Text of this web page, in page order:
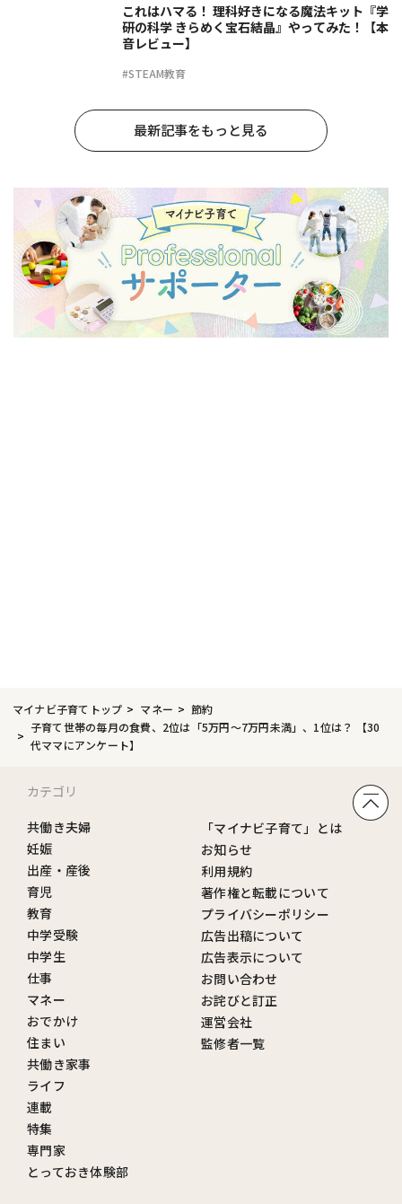
#STEAM教育
これはハマる！ 理科好きになる魔法キット『学
研の科学 きらめく宝石結晶』やってみた！【本
音レビュー】
最新記事をもっと見る
マイナビ子育てトップ マネー
節約
子育て世帯の毎月の食費、2位は「5万円～7万円未満」、1位は？ 【30
代ママにアンケート】
カテゴリ
共働き夫婦
妊娠
出産・産後
育児
教育
中学受験
中学生
仕事
マネー
おでかけ
住まい
共働き家事
ライフ
連載
特集
専門家
とっておき体験部
「マイナビ子育て」とは
お知らせ
利用規約
著作権と転載について
プライバシーポリシー
広告出稿について
広告表示について
お問い合わせ
お詫びと訂正
運営会社
監修者一覧